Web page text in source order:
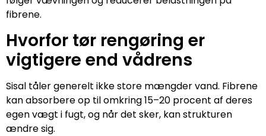
fibrene.
Hvorfor tør rengøring er
vigtigere end vådrens
Sisal tåler generelt ikke store mængder vand. Fibrene
kan absorbere op til omkring 15–20 procent af deres
egen vægt i fugt, og når det sker, kan strukturen
ændre sig.